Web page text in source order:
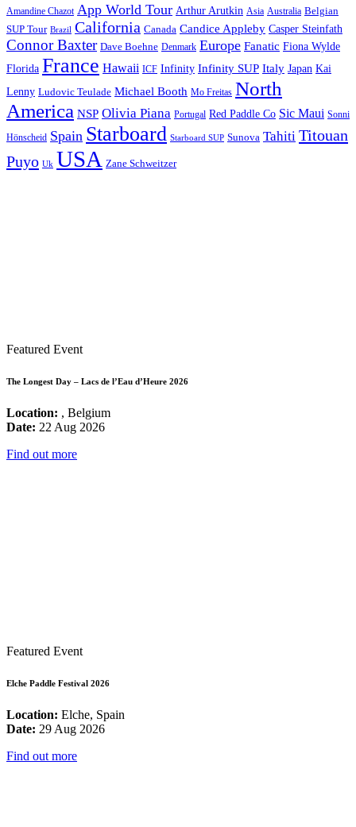
Amandine Chazot App World Tour Arthur Arutkin Asia Australia Belgian
SUP Tour Brazil California Canada Candice Appleby Casper Steinfath
Connor Baxter Dave Boehne Denmark Europe Fanatic Fiona Wylde
Florida France Hawaii ICF Infinity Infinity SUP Italy Japan Kai
Lenny Ludovic Teulade Michael Booth Mo Freitas North
America NSP Olivia Piana Portugal Red Paddle Co Sic Maui Sonni
Hönscheid Spain Starboard Starboard SUP Sunova Tahiti Titouan
Puyo Uk USA Zane Schweitzer
Featured Event
The Longest Day – Lacs de l’Eau d’Heure 2026
Location: , Belgium
Date: 22 Aug 2026
Find out more
Featured Event
Elche Paddle Festival 2026
Location: Elche, Spain
Date: 29 Aug 2026
Find out more